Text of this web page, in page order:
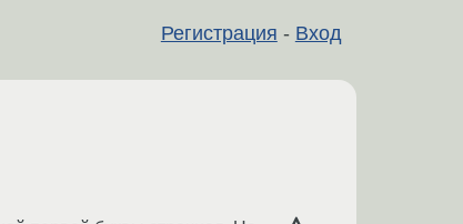
Регистрация - Вход